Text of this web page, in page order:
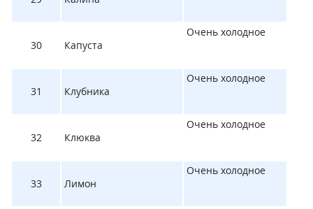
30 Капуста
Очень холодное
31 Клубника
Очень холодное
32 Клюква
Очень холодное
33 Лимон
Очень холодное